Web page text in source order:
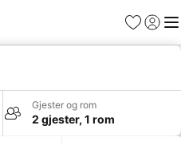
Favoritter
Logg
Gjester og rom
2 gjester, 1 rom